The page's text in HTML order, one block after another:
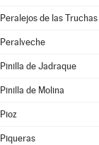
Peralejos de las Truchas
Peralveche
Pinilla de Jadraque
Pinilla de Molina
Pioz
Piqueras